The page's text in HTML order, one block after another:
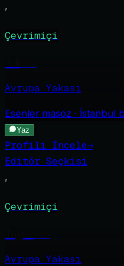
Çevrimiçi
Avrupa Yakası
Esenlermasöz · İstanbul
Yaz
Profili İncele→
Editör Seçkisi
Çevrimiçi
Avrupa Yakası